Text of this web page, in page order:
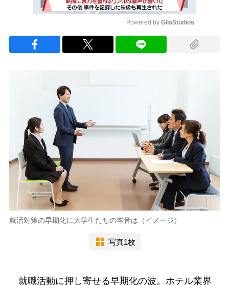
Powered by GliaStudios
就活対策の早期化に大学生たちの本音は（イメージ）
写真1枚
就職活動に押し寄せる早期化の波。ホテル業界